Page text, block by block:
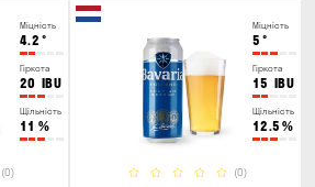
Міцність
4.2 °
Гіркота
20 IBU
Щільність
11 %
(0)
Міцність
5 °
Гіркота
15 IBU
Щільність
12.5 %
(0)